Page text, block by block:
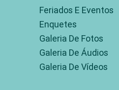
Feriados E Eventos
Enquetes
Galeria De Fotos
Galeria De Áudios
Galeria De Vídeos